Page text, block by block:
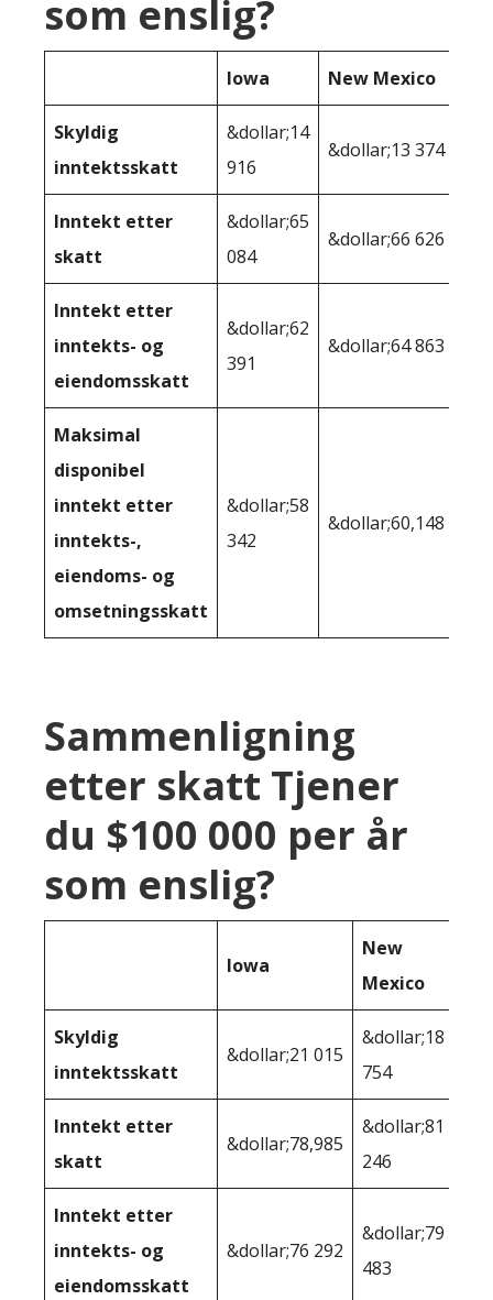
som enslig?
Iowa New Mexico
Skyldig
inntektsskatt
&dollar;14
916
&dollar;13 374
Inntekt etter
skatt
&dollar;65
084
&dollar;66 626
Inntekt etter
inntekts- og
eiendomsskatt
&dollar;62
391
&dollar;64 863
Maksimal
disponibel
inntekt etter
inntekts-,
eiendoms- og
omsetningsskatt
&dollar;58
342
&dollar;60,148
Sammenligning
etter skatt Tjener
du $100 000 per år
som enslig?
Iowa
New
Mexico
Skyldig
inntektsskatt
&dollar;21 015
&dollar;18
754
Inntekt etter
skatt
&dollar;78,985
&dollar;81
246
Inntekt etter
inntekts- og
eiendomsskatt
&dollar;76 292
&dollar;79
483